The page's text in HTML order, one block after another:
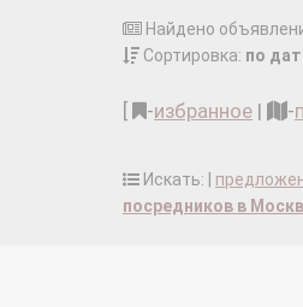
Найдено
Сортировка: по
-избранное | -
Искать: |
посредников в